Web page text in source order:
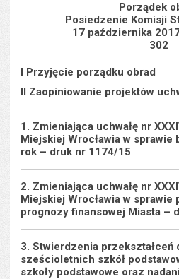
Porządek
Posiedzenie Komisji
17 października
302
I Przyjęcie porządku obrad
II Zaopiniowanie projektów
1. Zmieniająca uchwałę nr
Miejskiej Wrocławia w sprawie
rok – druk nr 1174/15
2. Zmieniająca uchwałę nr
Miejskiej Wrocławia w
prognozy finansowej Miasta –
3. Stwierdzenia przekształceń
sześcioletnich szkół
szkoły podstawowe oraz